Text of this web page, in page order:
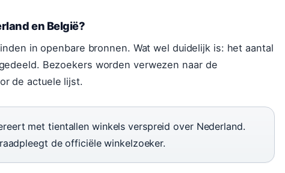
en België?
in openbare bronnen. Wat wel duidelijk is: het aantal
Bezoekers worden verwezen naar de
de actuele lijst.
met tientallen winkels verspreid over Nederland.
de officiële winkelzoeker.